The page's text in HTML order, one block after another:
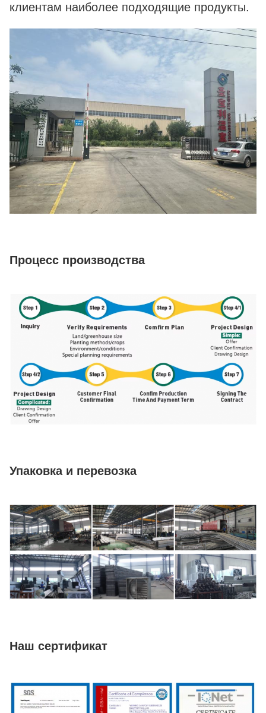
клиентам наиболее подходящие продукты.
Процесс производства
Упаковка и перевозка
Наш сертификат